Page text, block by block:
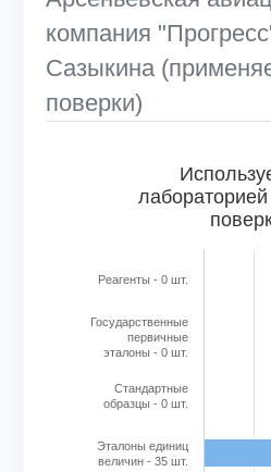
компания
Сазыкина
поверки)
Bar chart with 6 bars.
View as data table,
The chart has 1 X axis
The chart has 1 Y axis
Реагенты - 0 шт.
Государственные
первичные
эталоны - 0 шт.
Стандартные
образцы - 0 шт.
Эталоны единиц
величин - 35 шт.